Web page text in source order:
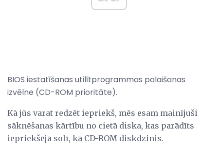
BIOS iestatīšanas utilītprogrammas palaišanas
izvēlne (CD-ROM prioritāte).
Kā jūs varat redzēt iepriekš, mēs esam mainījuši
sāknēšanas kārtību no cietā diska, kas parādīts
iepriekšējā solī, kā CD-ROM diskdzinis.